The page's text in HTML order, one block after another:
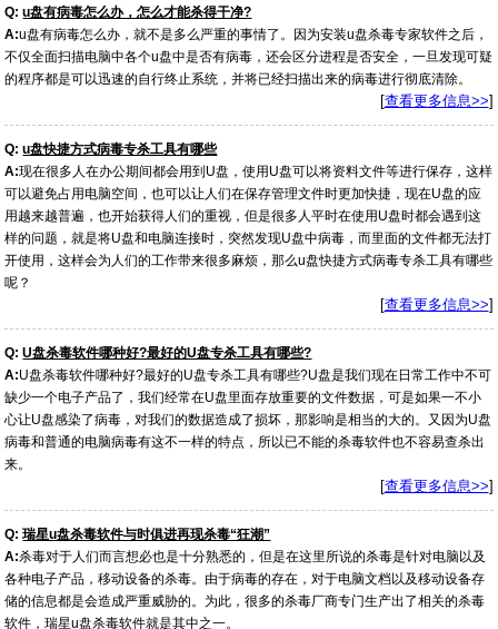
Q: u盘有病毒怎么办，怎么才能杀得干净?
A:u盘有病毒怎么办，就不是多么严重的事情了。因为安装u盘杀毒专家软件之后，
不仅全面扫描电脑中各个u盘中是否有病毒，还会区分进程是否安全，一旦发现可疑
的程序都是可以迅速的自行终止系统，并将已经扫描出来的病毒进行彻底清除。
[查看更多信息>>]
Q: u盘快捷方式病毒专杀工具有哪些
A:现在很多人在办公期间都会用到U盘，使用U盘可以将资料文件等进行保存，这样
可以避免占用电脑空间，也可以让人们在保存管理文件时更加快捷，现在U盘的应
用越来越普遍，也开始获得人们的重视，但是很多人平时在使用U盘时都会遇到这
样的问题，就是将U盘和电脑连接时，突然发现U盘中病毒，而里面的文件都无法打
开使用，这样会为人们的工作带来很多麻烦，那么u盘快捷方式病毒专杀工具有哪些
呢？
[查看更多信息>>]
Q: U盘杀毒软件哪种好?最好的U盘专杀工具有哪些?
A:U盘杀毒软件哪种好?最好的U盘专杀工具有哪些?U盘是我们现在日常工作中不可
缺少一个电子产品了，我们经常在U盘里面存放重要的文件数据，可是如果一不小
心让U盘感染了病毒，对我们的数据造成了损坏，那影响是相当的大的。又因为U盘
病毒和普通的电脑病毒有这不一样的特点，所以已不能的杀毒软件也不容易查杀出
来。
[查看更多信息>>]
Q: 瑞星u盘杀毒软件与时俱进再现杀毒“狂潮”
A:杀毒对于人们而言想必也是十分熟悉的，但是在这里所说的杀毒是针对电脑以及
各种电子产品，移动设备的杀毒。由于病毒的存在，对于电脑文档以及移动设备存
储的信息都是会造成严重威胁的。为此，很多的杀毒厂商专门生产出了相关的杀毒
软件，瑞星u盘杀毒软件就是其中之一。